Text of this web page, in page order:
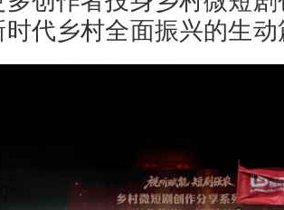
时代乡村全面振兴的生动